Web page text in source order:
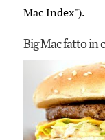
Mac Index").
Big Mac fatto in